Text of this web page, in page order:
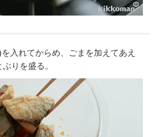
を入れてからめ、ごまを加えてあえ
りを盛る。